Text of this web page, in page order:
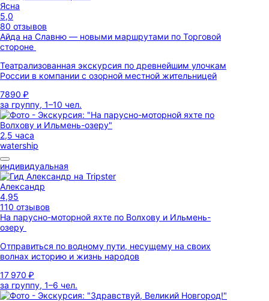
Ясна
5,0
80 отзывов
Айда на Славню — новыми маршрутами по Торговой
стороне
Театрализованная экскурсия по древнейшим улочкам
России в компании с озорной местной жительницей
7890 ₽
за группу, 1–10 чел.
2,5 часа
watership
индивидуальная
Александр
4,95
110 отзывов
На парусно-моторной яхте по Волхову и Ильмень-
озеру
Отправиться по водному пути, несущему на своих
волнах историю и жизнь народов
17 970 ₽
за группу, 1–6 чел.